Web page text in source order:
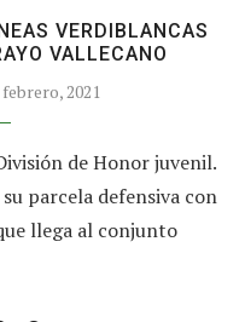
VERDIBLANCAS
VALLECANO
febrero, 2021
de Honor juvenil.
parcela defensiva con
llega al conjunto